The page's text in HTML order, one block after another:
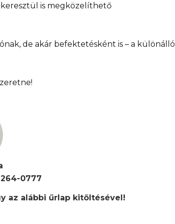
keresztül is megközelíthető
de akár befektetésként is – a
0777
az alábbi űrlap kitöltésével!